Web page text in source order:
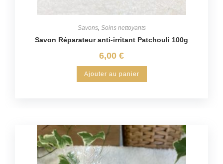
Savons, Soins nettoyants
Savon Réparateur anti-irritant Patchouli 100g
6,00 €
Ajouter au panier